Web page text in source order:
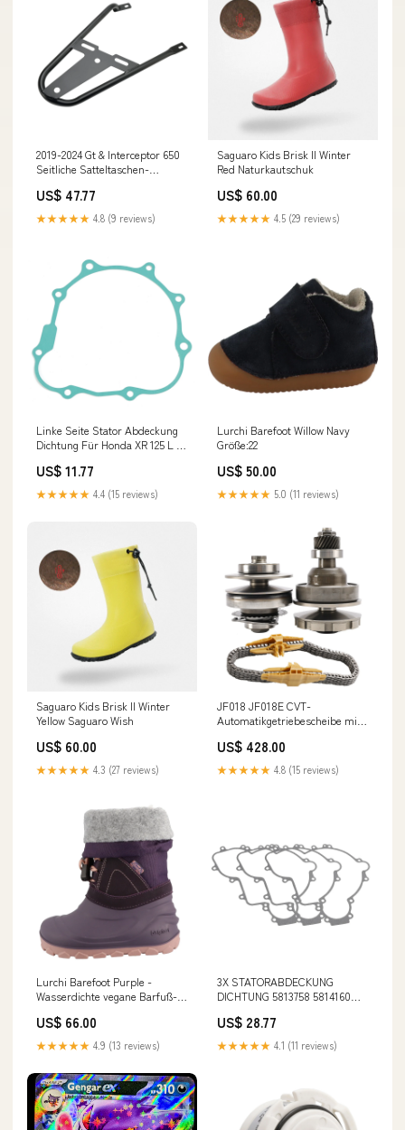
2019-2024 Gt & Interceptor 650
Seitliche Satteltaschen-
US$ 47.77
★★★★★ 4.8 (9 reviews)
Saguaro Kids Brisk II Winter
Red Naturkautschuk
US$ 60.00
★★★★★ 4.5 (29 reviews)
Linke Seite Stator Abdeckung
Dichtung Für Honda XR 125 L /
Theft System
US$ 11.77
★★★★★ 4.4 (15 reviews)
Lurchi Barefoot Willow Navy
Größe:22
US$ 50.00
★★★★★ 5.0 (11 reviews)
Saguaro Kids Brisk II Winter
Yellow Saguaro Wish
US$ 60.00
★★★★★ 4.3 (27 reviews)
JF018 JF018E CVT-
Automatikgetriebescheibe mit
Getriebe Nissan Car Safety
Airbag Parts
US$ 428.00
★★★★★ 4.8 (15 reviews)
Lurchi Barefoot Purple -
Wasserdichte vegane Barfuß-
US$ 66.00
★★★★★ 4.9 (13 reviews)
3X STATORABDECKUNG
DICHTUNG 5813758 5814160
1000 XP 13-24 Volkswagen Car
Camshafts
US$ 28.77
★★★★★ 4.1 (11 reviews)